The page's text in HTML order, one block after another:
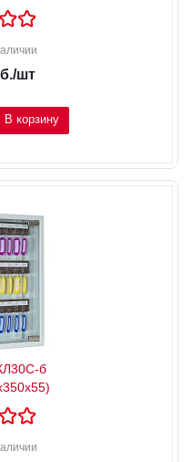
/шт
В корзину
б